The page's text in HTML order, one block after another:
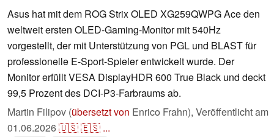
Asus hat mit dem ROG Strix OLED XG259QWPG Ace den
weltweit ersten OLED-Gaming-Monitor mit 540Hz
vorgestellt, der mit Unterstützung von PGL und BLAST für
professionelle E-Sport-Spieler entwickelt wurde. Der
Monitor erfüllt VESA DisplayHDR 600 True Black und deckt
99,5 Prozent des DCI-P3-Farbraums ab.
Martin Filipov (übersetzt von Enrico Frahn), Veröffentlicht am
01.06.2026🇺🇸🇪🇸 ...